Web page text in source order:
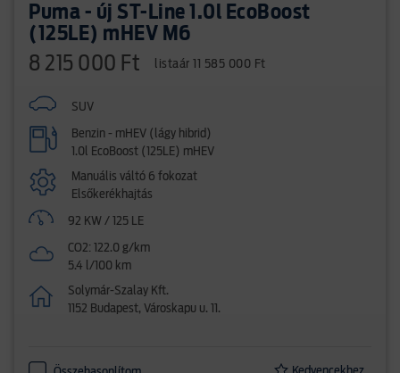
Puma - új ST-Line 1.0l EcoBoost
(125LE) mHEV M6
8 215 000 Ft listaár 11 585 000 Ft
SUV
Benzin - mHEV (lágy hibrid)
1.0l EcoBoost (125LE) mHEV
Manuális váltó 6 fokozat
Elsőkerékhajtás
92 KW / 125 LE
CO2: 122.0 g/km
5.4 l/100 km
Solymár-Szalay Kft.
1152 Budapest, Városkapu u. 11.